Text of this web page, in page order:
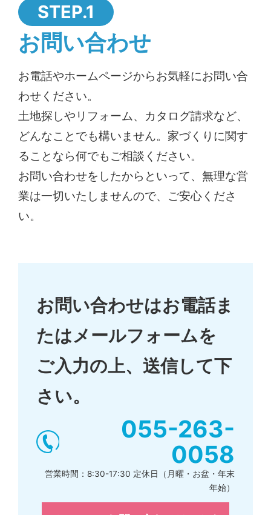
STEP.1
お問い合わせ
お電話やホームページからお気軽にお問い合
わせください。
土地探しやリフォーム、カタログ請求など、
どんなことでも構いません。家づくりに関す
ることなら何でもご相談ください。
お問い合わせをしたからといって、無理な営
業は一切いたしませんので、ご安心くださ
い。
お問い合わせはお電話ま
たはメールフォームを
ご入力の上、送信して下
さい。
055-263-
0058
営業時間：8:30-17:30 定休日（月曜・お盆・年末
年始）